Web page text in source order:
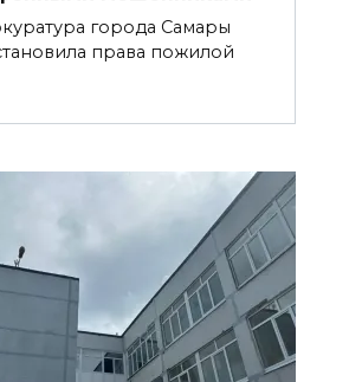
города Самары
права пожилой